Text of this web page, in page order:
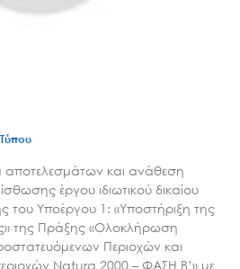
αποτελεσμάτων και ανάθεση
έργου ιδιωτικού δικαίου
του Υποέργου 1: «Υποστήριξη της
της Πράξης «Ολοκλήρωση
Περιοχών και
Natura 2000 – ΦΑΣΗ Β’» με